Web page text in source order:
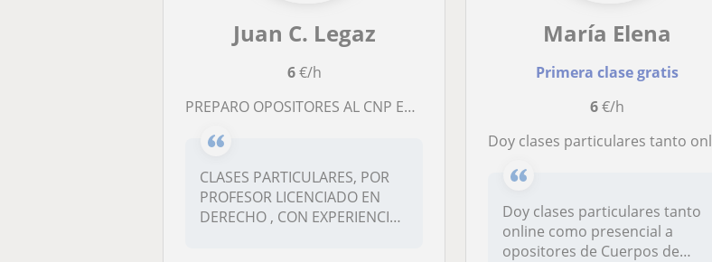
Juan C. Legaz
6€/h
PREPARO OPOSITORES AL CNP ESCALA BASICA Y EJECUTIVA,Y GUARDIA CIVIL
CLASES PARTICULARES, POR
PROFESOR LICENCIADO EN
DERECHO , CON EXPERIENCIA
María Elena
Primera clase gratis
6€/h
Doy clases particulares tanto online como presencial a opositores de Cuerpos de Seguridad
Doy clases particulares tanto
online como presencial a
opositores de Cuerpos de